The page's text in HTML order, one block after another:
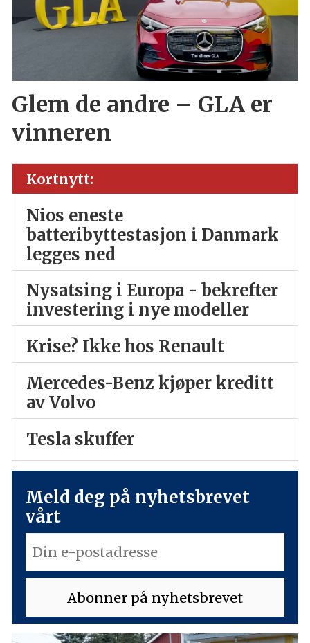
Glem de andre – GLA er
vinneren
Kortnytt:
Nios eneste
batteribyttestasjon i Danmark
legges ned
Nysatsing i Europa - bekrefter
investering i nye modeller
Krise? Ikke hos Renault
Mercedes-Benz kjøper kreditt
av Volvo
Tesla skuffer
Meld deg på nyhetsbrevet
vårt